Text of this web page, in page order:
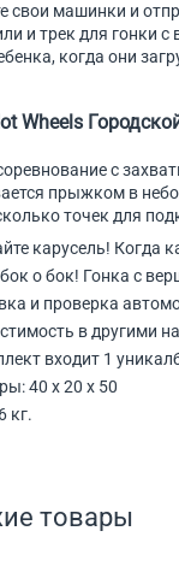
свои машинки и
и трек для гонки
когда они
Wheels
с
прыжком в
точек для
карусель! Когда
о бок! Гонка с
и проверка
в другими
входит 1
40 х 20 х 50
кг.
товары